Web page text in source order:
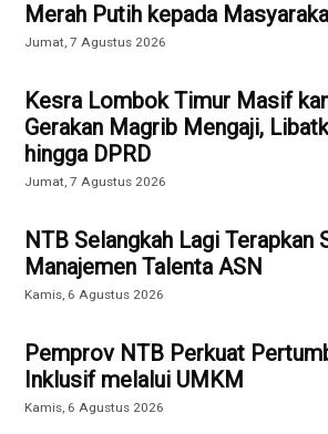
Merah Putih kepada
Jumat, 7 Agustus 2026
Kesra Lombok Timur Masif
Gerakan Magrib Mengaji,
hingga DPRD
Jumat, 7 Agustus 2026
NTB Selangkah Lagi Terapkan
Manajemen Talenta ASN
Kamis, 6 Agustus 2026
Pemprov NTB Perkuat
Inklusif melalui UMKM
Kamis, 6 Agustus 2026